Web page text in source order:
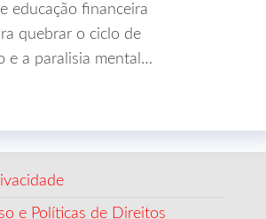
educação financeira
quebrar o ciclo de
e a paralisia mental…
e Políticas de Direitos